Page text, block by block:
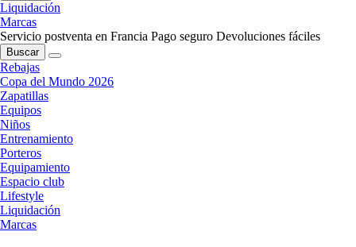
Liquidación
Marcas
Servicio postventa en Francia Pago seguro Devoluciones fáciles
Buscar
Rebajas
Copa del Mundo 2026
Zapatillas
Equipos
Niños
Entrenamiento
Porteros
Equipamiento
Espacio club
Lifestyle
Liquidación
Marcas